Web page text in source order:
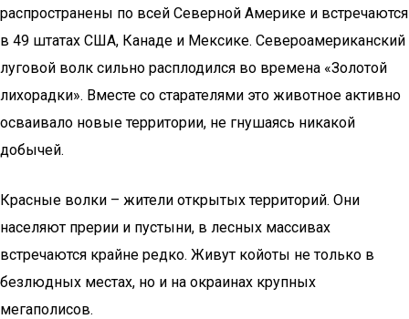
распространены по всей Северной Америке и встречаются
в 49 штатах США, Канаде и Мексике. Североамериканский
луговой волк сильно расплодился во времена «Золотой
лихорадки». Вместе со старателями это животное активно
осваивало новые территории, не гнушаясь никакой
добычей.
Красные волки – жители открытых территорий. Они
населяют прерии и пустыни, в лесных массивах
встречаются крайне редко. Живут койоты не только в
безлюдных местах, но и на окраинах крупных
мегаполисов.